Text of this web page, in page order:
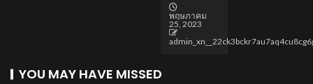
พฤษภาคม
25, 2023
YOU MAY HAVE MISSED